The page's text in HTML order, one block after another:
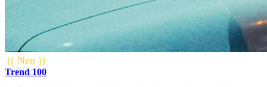
(( Neu ))
Trend 100